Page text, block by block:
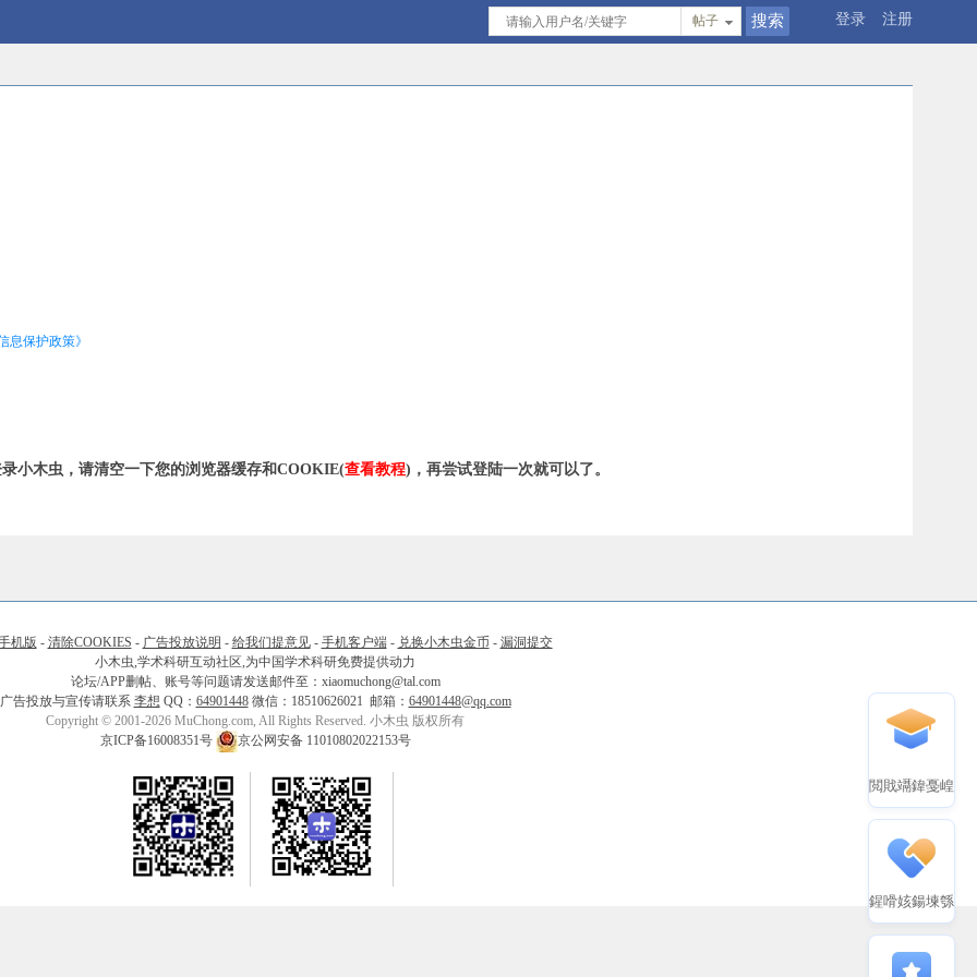
登录 注册
帖子
息保护政策》
小木虫，请清空一下您的浏览器缓存和COOKIE(查看教程)，再尝试登陆一次就可以了。
机版 - 清除COOKIES - 广告投放说明 - 给我们提意见- 手机客户端- 兑换小木虫金币 - 漏洞提交
小木虫,学术科研互动社区,为中国学术科研免费提供动力
论坛/APP删帖、账号等问题请发送邮件至：xiaomuchong@tal.com
广告投放与宣传请联系 李想 QQ： 64901448微信：18510626021 邮箱： 64901448@qq.com
Copyright © 2001-2026 MuChong.com, All Rights Reserved. 小木虫 版权所有
京ICP备16008351号
京公网安备 11010802022153号
閲戝竵鍏戞崲
鍟嗗姟鍚堜綔